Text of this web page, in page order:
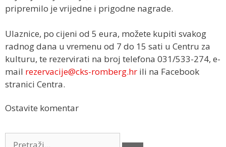
pripremilo je vrijedne i prigodne nagrade.
Ulaznice, po cijeni od 5 eura, možete kupiti svakog
radnog dana u vremenu od 7 do 15 sati u Centru za
kulturu, te rezervirati na broj telefona 031/533-274, e-
mail rezervacije@cks-romberg.hr ili na Facebook
stranici Centra.
Ostavite komentar